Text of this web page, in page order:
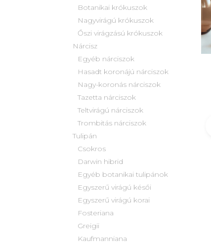
Botanikai krókuszok
Nagyvirágú krókuszok
Őszi virágzású krókuszok
Nárcisz
Egyéb nárciszok
Hasadt koronájú nárciszok
Nagy-koronás nárciszok
Tazetta nárciszok
Teltvirágú nárciszok
Trombitás nárciszok
Tulipán
Csokros
Darwin hibrid
Egyéb botanikai tulipánok
Egyszerű virágú késői
Egyszerű virágú korai
Fosteriana
Greigii
Kaufmanniana